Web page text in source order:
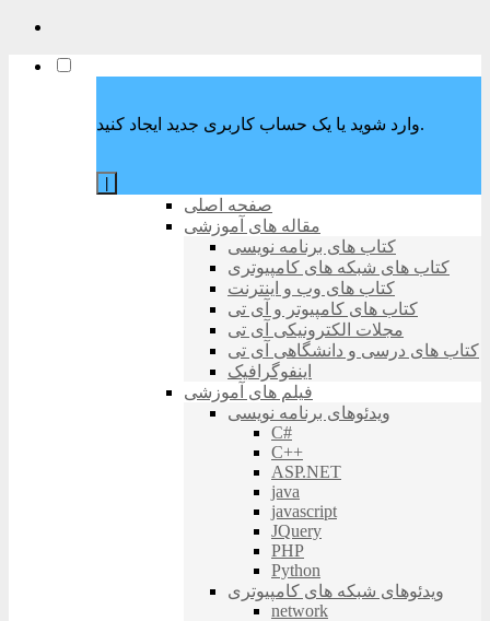
وارد شوید یا یک حساب کاربری جدید ایجاد کنید.
صفحه اصلی
مقاله های آموزشی
کتاب های برنامه نویسی
کتاب های شبکه های کامپیوتری
کتاب های وب و اینترنت
کتاب های کامپیوتر و آی تی
مجلات الکترونیکی آی تی
کتاب های درسی و دانشگاهی آی تی
اینفوگرافیک
فیلم های آموزشی
ویدئوهای برنامه نویسی
C#
C++
ASP.NET
java
javascript
JQuery
PHP
Python
ویدئوهای شبکه های کامپیوتری
network